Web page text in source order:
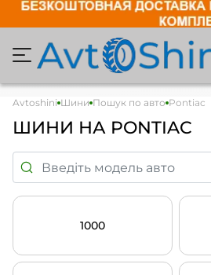
Avtoshini Шини Пошук по авто Pontiac
ШИНИ НА PONTIAC
1000